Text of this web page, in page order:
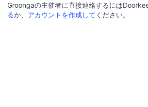
Groongaの主催者に直接連絡するには
るか、 アカウントを作成して ください。